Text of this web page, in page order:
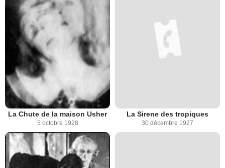
La Chute de la maison Usher
5 octobre 1928
La Sirene des tropiques
30 décembre 1927